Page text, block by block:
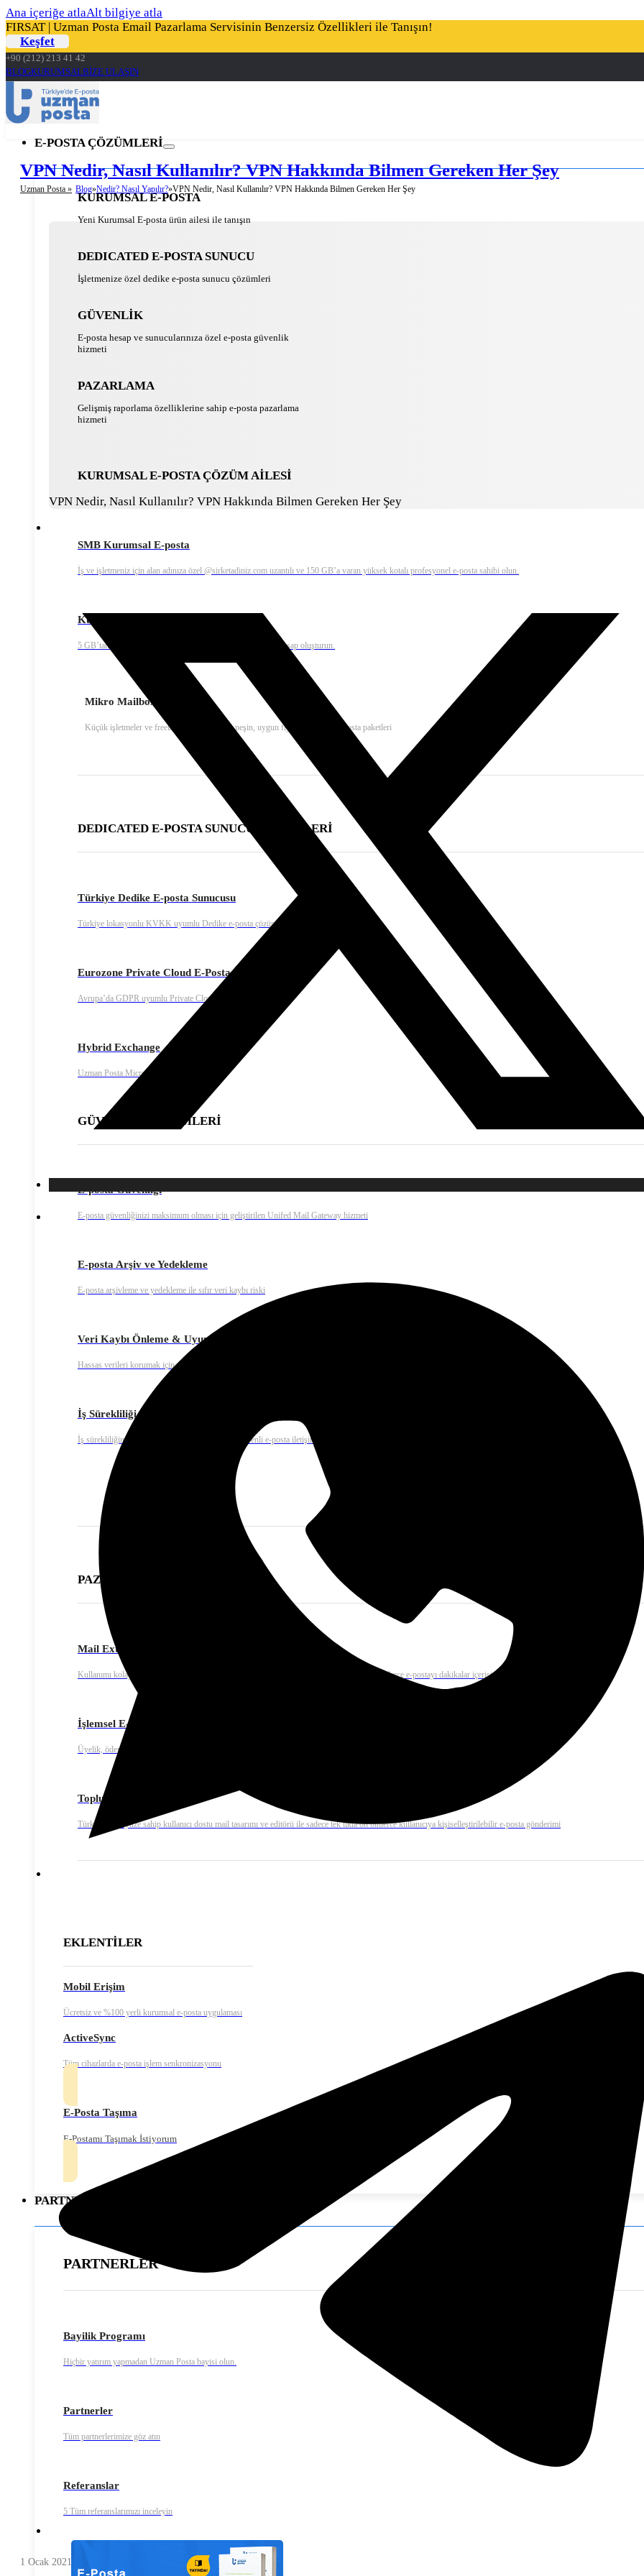
Ana içeriğe atlaAlt bilgiye atla
FIRSAT | Uzman Posta Email Pazarlama Servisinin Benzersiz Özellikleri ile Tanışın!
Keşfet
+90 (212) 213 41 42
BLOGKURUMSALBİZE ULAŞIN
E-POSTA ÇÖZÜMLERİ
KURUMSAL E-POSTA
Yeni Kurumsal E-posta ürün ailesi ile tanışın
DEDICATED E-POSTA SUNUCU
İşletmenize özel dedike e-posta sunucu çözümleri
GÜVENLİK
E-posta hesap ve sunucularınıza özel e-posta güvenlik
hizmeti
PAZARLAMA
Gelişmiş raporlama özelliklerine sahip e-posta pazarlama
hizmeti
KURUMSAL E-POSTA ÇÖZÜM AİLESİ
SMB Kurumsal E-posta
İş ve işletmeniz için alan adınıza özel @sirketadiniz.com uzantılı ve 150 GB’a varan yüksek kotalı profesyonel e-posta sahibi olun.
Kurumsal Ekonomik E-posta
5 GB’tan başlayıp 5 GB’lık artışlarla istediğiniz kapasitede hesap oluşturun.
Mikro Mailbox E-Posta
Küçük işletmeler ve freelancer’lar için yıllık peşin, uygun fiyatlı kurumsal e-posta paketleri
DEDICATED E-POSTA SUNUCU ÇÖZÜMLERİ
Türkiye Dedike E-posta Sunucusu
Türkiye lokasyonlu KVKK uyumlu Dedike e-posta çözümü
Eurozone Private Cloud E-Posta
Avrupa’da GDPR uyumlu Private Cloud e-posta çözümü
Hybrid Exchange
Uzman Posta Microsoft Exchange servisi
GÜVENLİK ÇÖZÜMLERİ
E-posta Güvenliği
E-posta güvenliğinizi maksimum olması için geliştirilen Unifed Mail Gateway hizmeti
E-posta Arşiv ve Yedekleme
E-posta arşivleme ve yedekleme ile sıfır veri kaybı riski
Veri Kaybı Önleme & Uyumluluk
Hassas verileri korumak için endüstri standartlarına uygun güvenlik protokelleri
İş Sürekliliği
İş sürekliliğini sağlamak için 7/24 kesintisiz ve güvenli e-posta iletişimi
PAZARLAMA ÇÖZÜMLERİ
Mail Extra – E-mail Marketing
Kullanımı kolay, yüksek teslim edilebilirlik oranına sahip gelişmiş toplu mail çözümü ile binlerce e-postayı dakikalar içerisinde gönderiz.
İşlemsel E-posta
Üyelik, ödeme onay ya da fatura bildirimleri gibi işlemsel e-posta gönderilerinizi otomatik olarak gerçekleştirme ve anında kolayca raporlama
Toplu E-Posta
Türkçe bir arayüze sahip kullanıcı dostu mail tasarımı ve editörü ile sadece tek tıkla on binlerce kullanıcıya kişiselleştirilebilir e-posta gönderimi
EKLENTİLER
Mobil Erişim
Ücretsiz ve %100 yerli kurumsal e-posta uygulaması
ActiveSync
Tüm cihazlarda e-posta işlem senkronizasyonu
E-Posta Taşıma
E-Postamı Taşımak İstiyorum
PARTNERLER
PARTNERLER
Bayilik Programı
Hiçbir yatırım yapmadan Uzman Posta bayisi olun.
Partnerler
Tüm partnerlerimize göz atın
Referanslar
5 Tüm referanslarımızı inceleyin
VPN Nedir, Nasıl Kullanılır? VPN Hakkında Bilmen Gereken Her Şey
Uzman Posta » Blog Nedir? Nasıl Yapılır? VPN Nedir, Nasıl Kullanılır? VPN Hakkında Bilmen Gereken Her Şey
VPN Nedir, Nasıl Kullanılır? VPN Hakkında Bilmen Gereken Her Şey
1 Ocak 2021